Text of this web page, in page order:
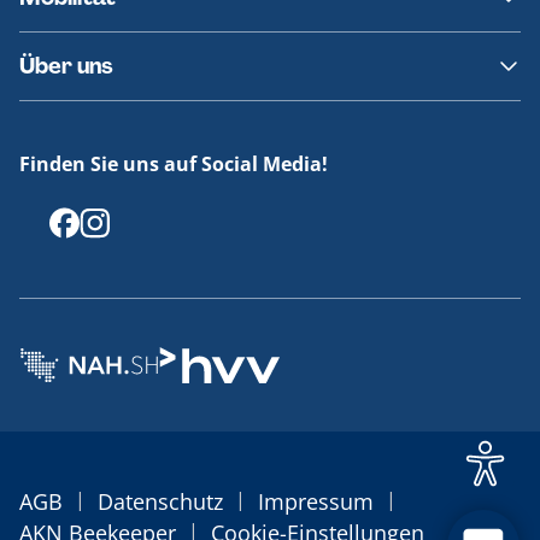
Fundsachen
Häufige Fragen
Barrierefreies Reisen
Erklärung Barrierefreiheit
Über uns
Offenlegungen
Finden Sie uns auf Social Media!
AGB | Datenschutz | Impressum |
AKN Beekeeper | Cookie-Einstellungen